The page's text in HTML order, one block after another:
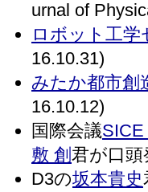
urnal of
ロボット工学
16.10.31)
みたか都市創
16.10.12)
国際会議SICE
敷 創 君が口頭
D3の坂本貴史